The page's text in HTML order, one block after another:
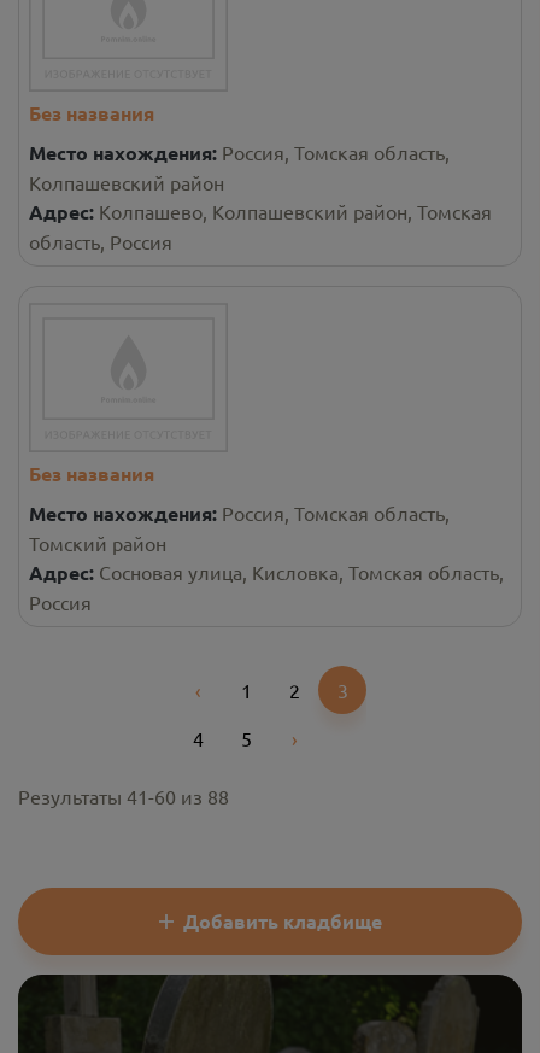
Без названия
Место нахождения: Россия, Томская область,
Колпашевский район
Адрес: Колпашево, Колпашевский район, Томская
область, Россия
Без названия
Место нахождения: Россия, Томская область,
Томский район
Адрес: Сосновая улица, Кисловка, Томская область,
Россия
‹Previous
1 2
3
4
5 ›Next
Результаты 41-60 из 88
Добавить кладбище